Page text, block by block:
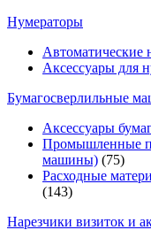
Нумераторы
Автоматические
Аксессуары для
Бумагосверлильные
Аксессуары
Промышленные
машины) (75)
Расходные
(143)
Нарезчики визиток и